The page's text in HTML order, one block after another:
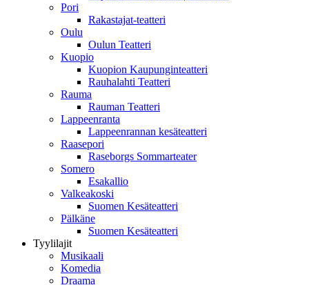
Pori
Rakastajat-teatteri
Oulu
Oulun Teatteri
Kuopio
Kuopion Kaupunginteatteri
Rauhalahti Teatteri
Rauma
Rauman Teatteri
Lappeenranta
Lappeenrannan kesäteatteri
Raasepori
Raseborgs Sommarteater
Somero
Esakallio
Valkeakoski
Suomen Kesäteatteri
Pälkäne
Suomen Kesäteatteri
Tyylilajit
Musikaali
Komedia
Draama